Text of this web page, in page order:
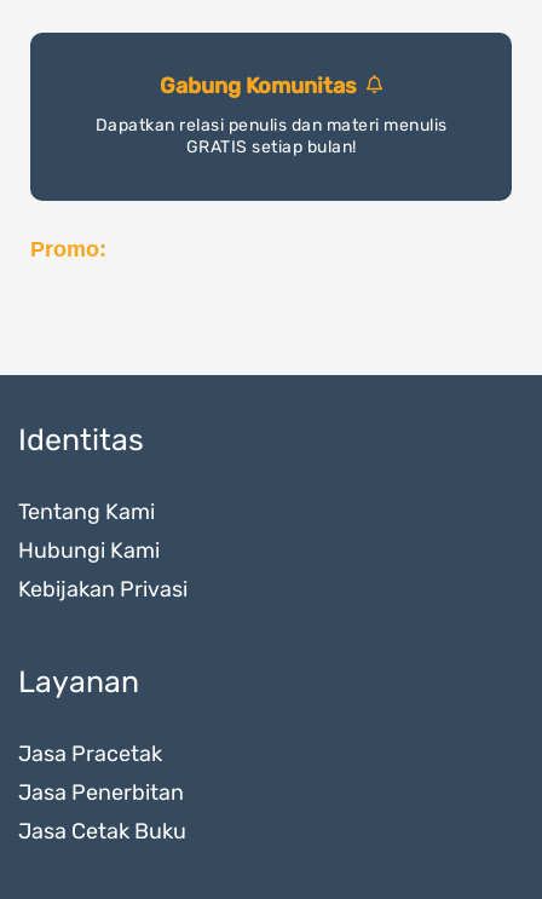
Gabung Komunitas
Dapatkan relasi penulis dan materi menulis
GRATIS setiap bulan!
Promo:
Identitas
Tentang Kami
Hubungi Kami
Kebijakan Privasi
Layanan
Jasa Pracetak
Jasa Penerbitan
Jasa Cetak Buku